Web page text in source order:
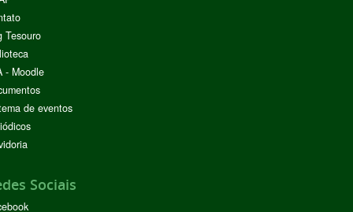
Tesouro
- Moodle
de eventos
Sociais